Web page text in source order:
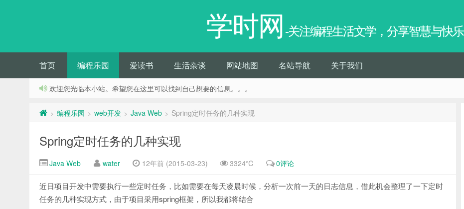
学时网 -关注编程生活文学，分享智慧与快乐
首页 编程乐园 爱读书 生活杂谈 网站地图 名站导航 关于我们
欢迎您光临本小站。希望您在这里可以找到自己想要的信息。。。
> 编程乐园 > web开发 > Java Web > Spring定时任务的几种实现
Spring定时任务的几种实现
Java Web water 12年前 (2015-03-23) 3324℃ 0评论
近日项目开发中需要执行一些定时任务，比如需要在每天凌晨时候，分析一次前一天的日志信息，借此机会整理了一下定时
任务的几种实现方式，由于项目采用spring框架，所以我都将结合